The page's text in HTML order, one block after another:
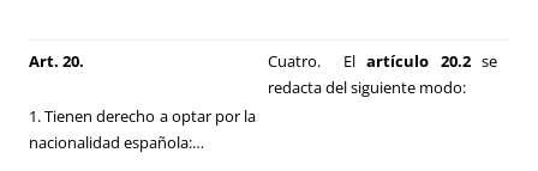
Art. 20.
1. Tienen derecho a optar por la
nacionalidad española:…
Cuatro. Elartículo 20.2se
redacta del siguiente modo: